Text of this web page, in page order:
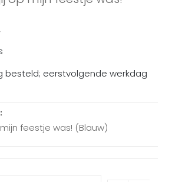
besteld; eerstvolgende werkdag
feestje was! (Blauw)